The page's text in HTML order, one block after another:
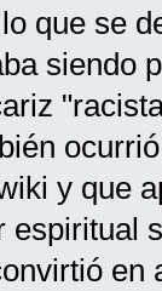
que se
siendo
y que
espiritual
en